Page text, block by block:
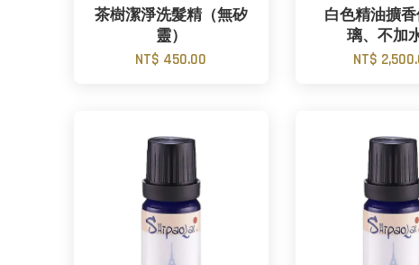
茶樹潔淨洗髮精（無矽
靈）
NT$ 450.00
白色精油擴
璃、不加
NT$